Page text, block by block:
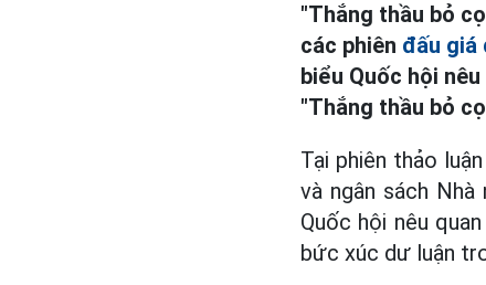
"Thắng thầu bỏ
các phiên đấu giá
biểu Quốc hội
"Thắng thầu bỏ
Tại phiên thảo
và ngân sách
Quốc hội nêu
bức xúc dư luận